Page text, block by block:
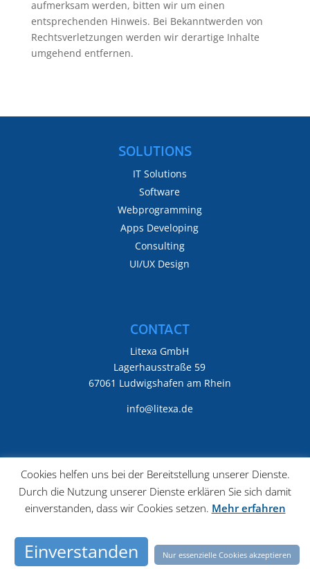
aufmerksam werden, bitten wir um einen
entsprechenden Hinweis. Bei Bekanntwerden von
Rechtsverletzungen werden wir derartige Inhalte
umgehend entfernen.
SOLUTIONS
IT Solutions
Software
Webprogramming
Apps Developing
Consulting
UI/UX Design
CONTACT
Litexa GmbH
Lagerhausstraße 59
67061 Ludwigshafen am Rhein
info@litexa.de
Cookies helfen uns bei der Bereitstellung unserer Dienste.
Durch die Nutzung unserer Dienste erklären Sie sich damit
einverstanden, dass wir Cookies setzen. Mehr erfahren
Einverstanden Nur essenzielle Cookies akzeptieren